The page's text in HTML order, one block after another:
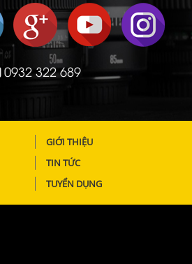
0932 322 689
GIỚI THIỆU
TIN TỨC
TUYỂN DỤNG